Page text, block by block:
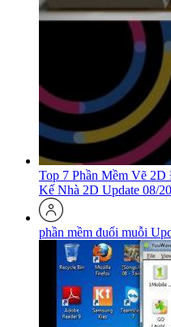
Top 7 Phần Mềm Vẽ
Kế Nhà 2D Update 08/
phần mềm đuổi muỗi